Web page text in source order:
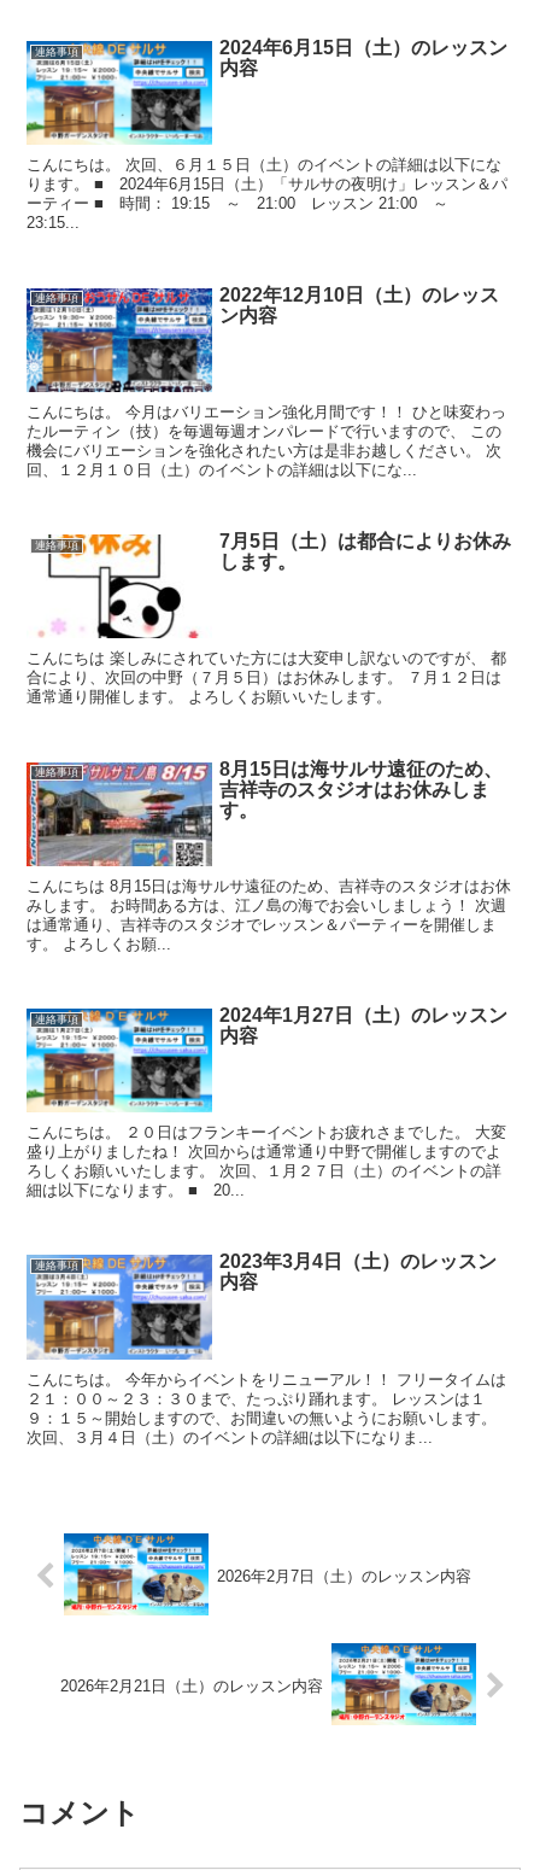
連絡事項
2024年6月15日（土）のレッスン
内容
こんにちは。 次回、６月１５日（土）のイベントの詳細は以下にな
ります。 ■ 2024年6月15日（土）「サルサの夜明け」レッスン＆パ
ーティー ■ 時間： 19:15 ～ 21:00 レッスン 21:00 ～
23:15...
連絡事項
2022年12月10日（土）のレッス
ン内容
こんにちは。 今月はバリエーション強化月間です！！ ひと味変わっ
たルーティン（技）を毎週毎週オンパレードで行いますので、 この
機会にバリエーションを強化されたい方は是非お越しください。 次
回、１２月１０日（土）のイベントの詳細は以下にな...
連絡事項
7月5日（土）は都合によりお休み
します。
こんにちは 楽しみにされていた方には大変申し訳ないのですが、 都
合により、次回の中野（７月５日）はお休みします。 ７月１２日は
通常通り開催します。 よろしくお願いいたします。
連絡事項
8月15日は海サルサ遠征のため、
吉祥寺のスタジオはお休みしま
す。
こんにちは 8月15日は海サルサ遠征のため、吉祥寺のスタジオはお休
みします。 お時間ある方は、江ノ島の海でお会いしましょう！ 次週
は通常通り、吉祥寺のスタジオでレッスン＆パーティーを開催しま
す。 よろしくお願...
連絡事項
2024年1月27日（土）のレッスン
内容
こんにちは。 ２０日はフランキーイベントお疲れさまでした。 大変
盛り上がりましたね！ 次回からは通常通り中野で開催しますのでよ
ろしくお願いいたします。 次回、１月２７日（土）のイベントの詳
細は以下になります。 ■ 20...
連絡事項
2023年3月4日（土）のレッスン
内容
こんにちは。 今年からイベントをリニューアル！！ フリータイムは
２１：００～２３：３０まで、たっぷり踊れます。 レッスンは１
９：１５～開始しますので、お間違いの無いようにお願いします。
次回、３月４日（土）のイベントの詳細は以下になりま...
2026年2月7日（土）のレッスン内容
2026年2月21日（土）のレッスン内容
コメント